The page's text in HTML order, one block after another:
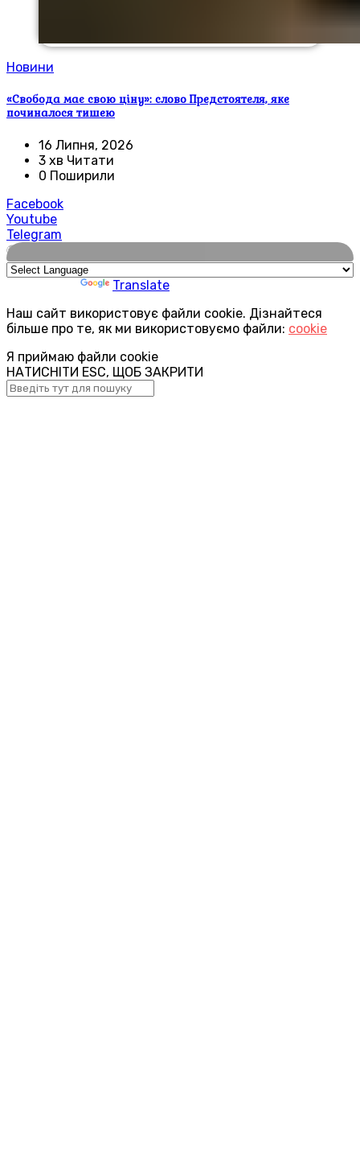
Новини
«Свобода має свою ціну»: слово Предстоятеля, яке
починалося тишею
16 Липня, 2026
3 хв Читати
0 Поширили
Facebook
Youtube
Telegram
🌍
Translate
Наш сайт використовує файли cookie. Дізнайтеся
більше про те, як ми використовуємо файли: cookie
Я приймаю файли cookie
НАТИСНІТИ ESC, ЩОБ ЗАКРИТИ